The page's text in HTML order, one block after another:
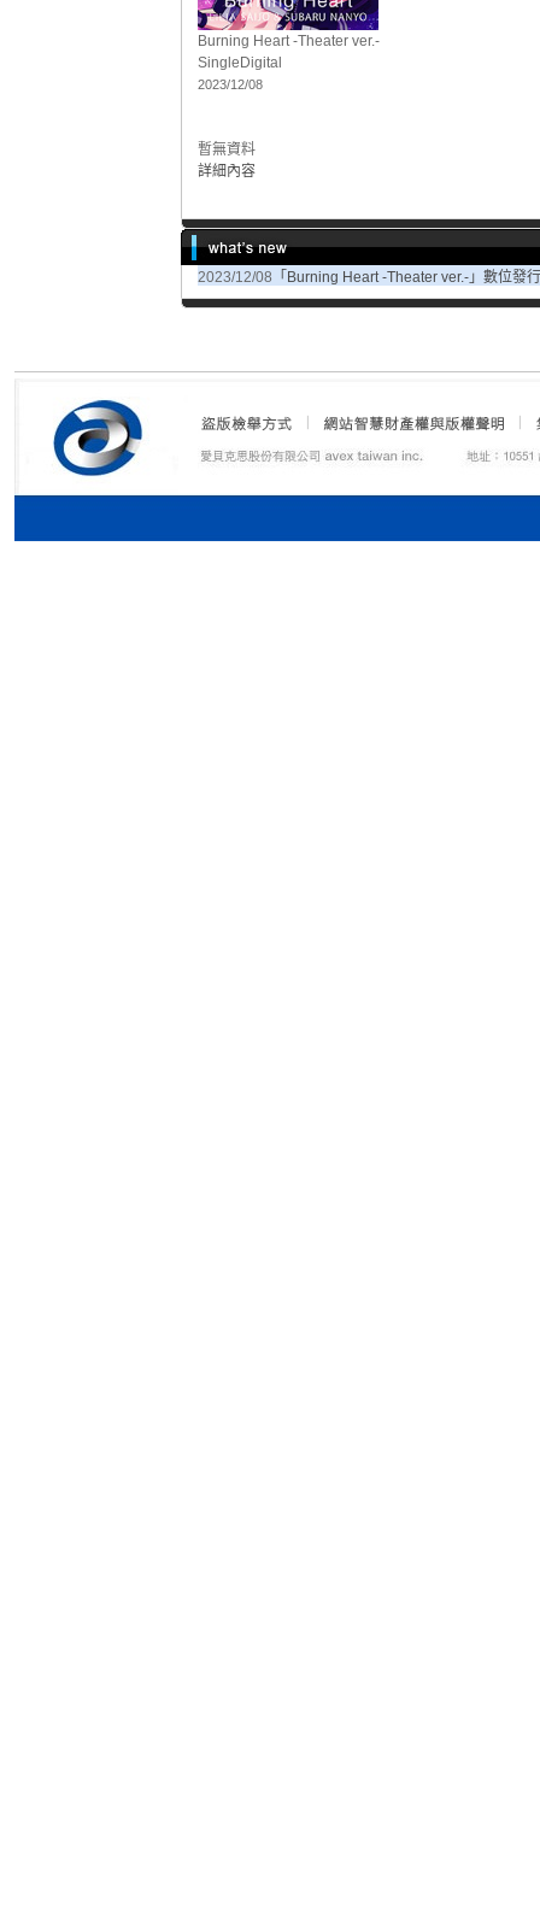
Burning Heart -Theater ver.-
Single Digital
2023/12/08
暫無資料
詳細內容
2023/12/08 「Burning Heart -Theater ver.-」數位發